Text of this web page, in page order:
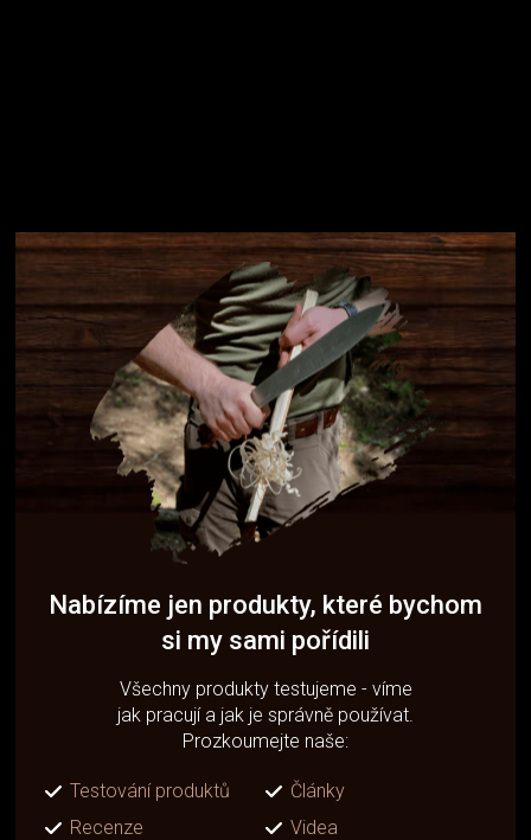
Nabízíme jen produkty, které bychom
si my sami pořídili
Všechny produkty testujeme - víme
jak pracují a jak je správně používat.
Prozkoumejte naše:
Testování produktů
Články
Recenze
Videa